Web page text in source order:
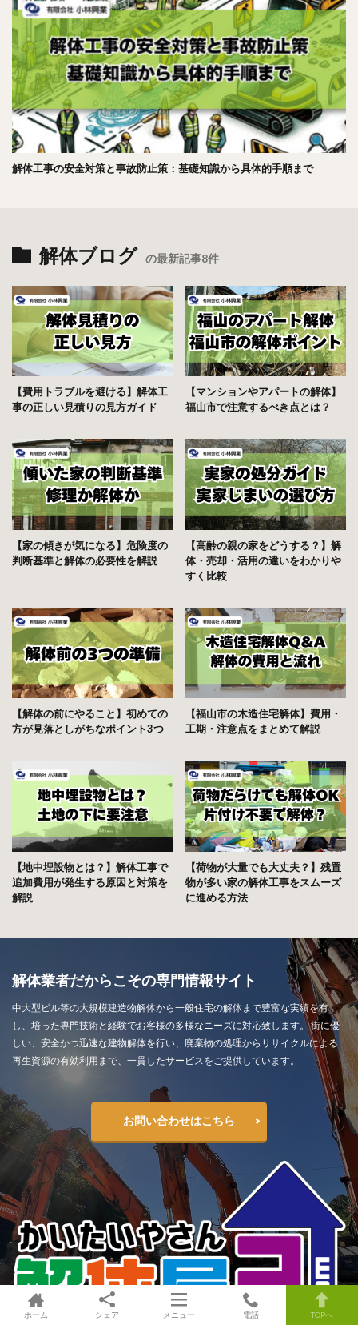
解体工事の安全対策と事故防止策：基礎知識から具体的手順まで
解体ブログ の最新記事8件
【費用トラブルを避ける】解体工
事の正しい見積りの見方ガイド
【マンションやアパートの解体】
福山市で注意するべき点とは？
【家の傾きが気になる】危険度の
判断基準と解体の必要性を解説
【高齢の親の家をどうする？】解
体・売却・活用の違いをわかりや
すく比較
【解体の前にやること】初めての
方が見落としがちなポイント3つ
【福山市の木造住宅解体】費用・
工期・注意点をまとめて解説
【地中埋設物とは？】解体工事で
追加費用が発生する原因と対策を
解説
【荷物が大量でも大丈夫？】残置
物が多い家の解体工事をスムーズ
に進める方法
解体業者だからこその専門情報サイト
中大型ビル等の大規模建造物解体から一般住宅の解体まで豊富な実績を有
し、培った専門技術と経験でお客様の多様なニーズに対応致します。 街に優
しい、安全かつ迅速な建物解体を行い、廃棄物の処理からリサイクルによる
再生資源の有効利用まで、一貫したサービスをご提供しています。
お問い合わせはこちら
ホーム シェア メニュー 電話 TOPへ